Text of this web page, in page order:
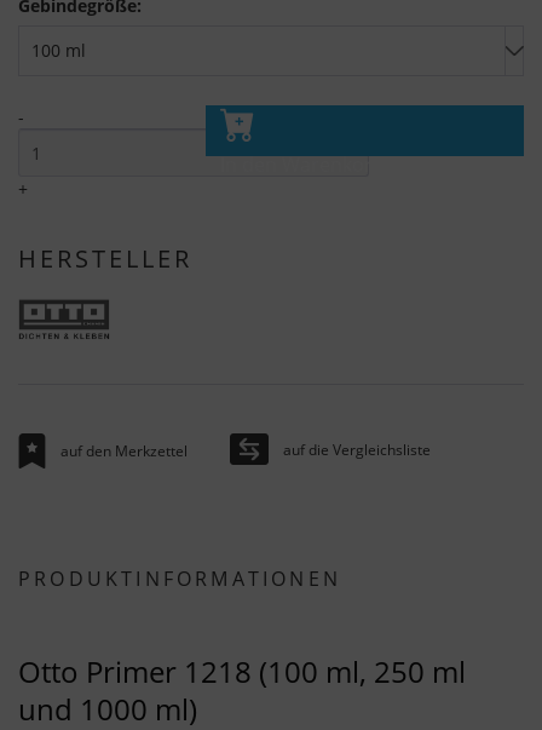
Gebindegröße:
-
+
In den Warenkorb
HERSTELLER
auf den Merkzettel auf die Vergleichsliste
PRODUKTINFORMATIONEN
Otto Primer 1218 (100 ml, 250 ml
und 1000 ml)